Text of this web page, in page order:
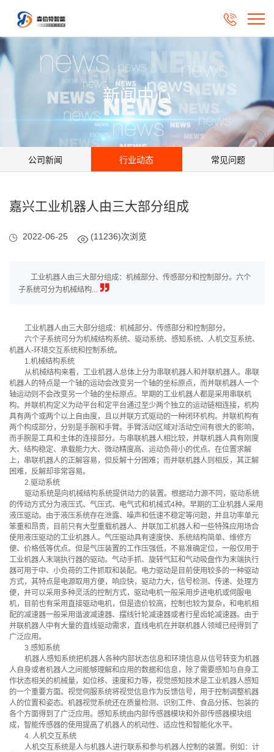

新闻中心
公司新闻 行业动态 常见问题
嘉兴工业机器人由三大部分组成
2022-06-25 (11236)次浏览
工业机器人由三大部分组成：机械部分、传感部分和控制部分。六个
子系统可分为机械结构...
工业机器人由三大部分组成：机械部分、传感部分和控制部分。
六个子系统可分为机械结构系统、驱动系统、感知系统、人机交互系统、
机器人-环境交互系统和控制系统。
1.机械结构系统
从机械结构来看，工业机器人总体上分为串联机器人和并联机器人。串联
机器人的特点是一个轴的运动会改变另一个轴的坐标原点，而并联机器人一个
轴运动则不会改变另一个轴的坐标原点。早期的工业机器人都是采用串联机
构。并联机构定义为动平台和定平台通过至少两个独立的运动链相连接，机构
具有两个或两个以上自由度，且以并联方式驱动的一种闭环机构。并联机构有
两个构成部分，分别是手腕和手臂。手臂活动区域对活动空间有很大的影响，
而手腕是工具和主体的连接部分。与串联机器人相比较，并联机器人具有刚度
大、结构稳定、承载能力大、微动精度高、运动负荷小的优点。在位置求解
上，串联机器人的正解容易，但反解十分困难；而并联机器人则相反，其正解
困难，反解却非常容易。
2.驱动系统
驱动系统是向机械结构系统提供动力的装置。根据动力源不同，驱动系统
的传动方式分为液压式、气压式、电气式和机械式4种。早期的工业机器人采用
液压驱动。由于液压系统存在泄露、噪声和低速不稳定等问题，并且功率单元
笨重和昂贵，目前只有大型重载机器人、并联加工机器人和一些特殊应用场合
使用液压驱动的工业机器人。气压驱动具有速度快、系统结构简单、维修方
便、价格低等优点。但是气压装置的工作压强低，不易准确定位，一般仅用于
工业机器人末端执行器的驱动。气动手抓、旋转气缸和气动吸盘作为末端执行
器可用于中、小负荷的工件抓取和装配。电力驱动是目前使用较多的一种驱动
方式，其特点是电源取用方便，响应快，驱动力大，信号检测、传递、处理方
便，并可以采用多种灵活的控制方式，驱动电机一般采用步进电机或伺服电
机，目前也有采用直接驱动电机，但是造价较高，控制也较为复杂，和电机相
配的减速器一般采用谐波减速器、摆线针轮减速器或者行星齿轮减速器。由于
并联机器人中有大量的直线驱动需求，直线电机在并联机器人领域已经得到了
广泛应用。
3.感知系统
机器人感知系统把机器人各种内部状态信息和环境信息从信号转变为机器
人自身或者机器人之间能够理解和应用的数据和信息，除了需要感知与自身工
作状态相关的机械量，如位移、速度和力等，视觉感知技术是工业机器人感知
的一个重要方面。视觉伺服系统将视觉信息作为反馈信号，用于控制调整机器
人的位置和姿态。机器视觉系统还在质量检测、识别工件、食品分拣、包装的
各个方面得到了广泛应用。感知系统由内部传感器模块和外部传感器模块组
成，智能传感器的使用提高了机器人的机动性、适应性和智能化水平。
4. 人机交互系统
人机交互系统是人与机器人进行联系和参与机器人控制的装置。例如：计